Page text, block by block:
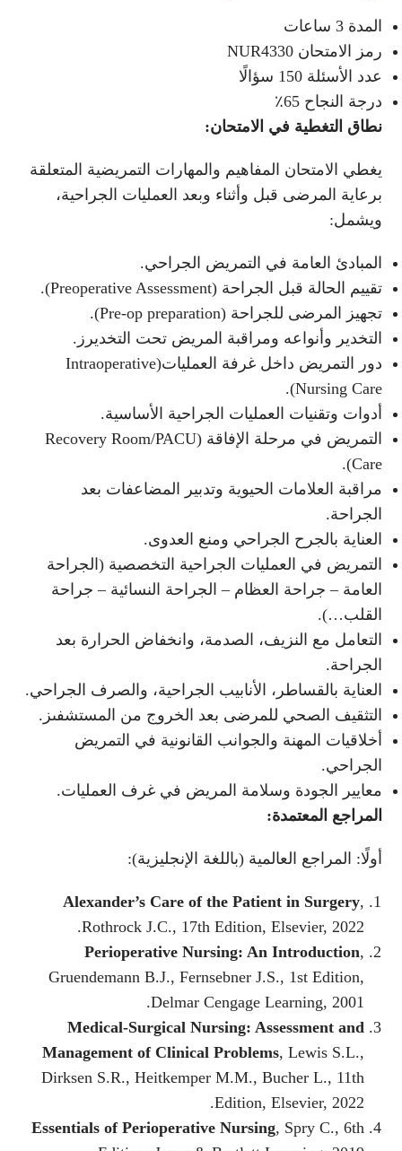
المدة 3 ساعات
رمز الامتحان NUR4330
عدد الأسئلة 150 سؤالًا
درجة النجاح 65٪
نطاق التغطية في الامتحان:
يغطي الامتحان المفاهيم والمهارات التمريضية المتعلقة
برعاية المرضى قبل وأثناء وبعد العمليات الجراحية،
ويشمل:
المبادئ العامة في التمريض الجراحي.
تقييم الحالة قبل الجراحة (Preoperative Assessment).
تجهيز المرضى للجراحة (Pre-op preparation).
التخدير وأنواعه ومراقبة المريض تحت التخديرز.
دور التمريض داخل غرفة العمليات(Intraoperative
Nursing Care).
أدوات وتقنيات العمليات الجراحية الأساسية.
التمريض في مرحلة الإفاقة (Recovery Room/PACU
Care).
مراقبة العلامات الحيوية وتدبير المضاعفات بعد
الجراحة.
العناية بالجرح الجراحي ومنع العدوى.
التمريض في العمليات الجراحية التخصصية (الجراحة
العامة – جراحة العظام – الجراحة النسائية – جراحة
القلب…).
التعامل مع النزيف، الصدمة، وانخفاض الحرارة بعد
الجراحة.
العناية بالقساطر، الأنابيب الجراحية، والصرف الجراحي.
التثقيف الصحي للمرضى بعد الخروج من المستشفىز.
أخلاقيات المهنة والجوانب القانونية في التمريض
الجراحي.
معايير الجودة وسلامة المريض في غرف العمليات.
المراجع المعتمدة:
أولًا: المراجع العالمية (باللغة الإنجليزية):
Alexander’s Care of the Patient in Surgery,
Rothrock J.C., 17th Edition, Elsevier, 2022.
Perioperative Nursing: An Introduction,
Gruendemann B.J., Fernsebner J.S., 1st Edition,
Delmar Cengage Learning, 2001.
Medical-Surgical Nursing: Assessment and
Management of Clinical Problems, Lewis S.L.,
Dirksen S.R., Heitkemper M.M., Bucher L., 11th
Edition, Elsevier, 2022.
Essentials of Perioperative Nursing, Spry C., 6th